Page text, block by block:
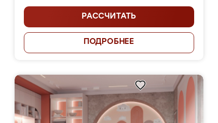
РАССЧИТАТЬ
ПОДРОБНЕЕ